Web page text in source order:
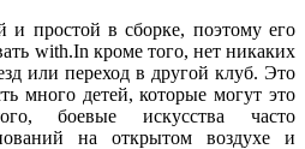
и простой в сборке, поэтому его
with.In кроме того, нет никаких
или переход в другой клуб. Это
много детей, которые могут это
боевые искусства часто
на открытом воздухе и